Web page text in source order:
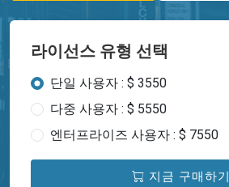
라이선스 유형 선택
단일 사용자 : $ 3550
다중 사용자 : $ 5550
엔터프라이즈 사용자 : $ 7550
지금 구매하기